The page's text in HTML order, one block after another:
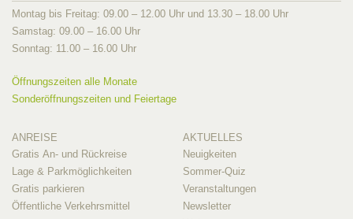
Montag bis Freitag: 09.00 – 12.00 Uhr und 13.30 – 18.00 Uhr
Samstag: 09.00 – 16.00 Uhr
Sonntag: 11.00 – 16.00 Uhr
Öffnungszeiten alle Monate
Sonderöffnungszeiten und Feiertage
ANREISE
Gratis An- und Rückreise
Lage & Parkmöglichkeiten
Gratis parkieren
Öffentliche Verkehrsmittel
AKTUELLES
Neuigkeiten
Sommer-Quiz
Veranstaltungen
Newsletter